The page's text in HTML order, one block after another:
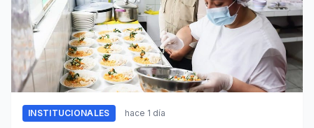
INSTITUCIONALES hace 1 día